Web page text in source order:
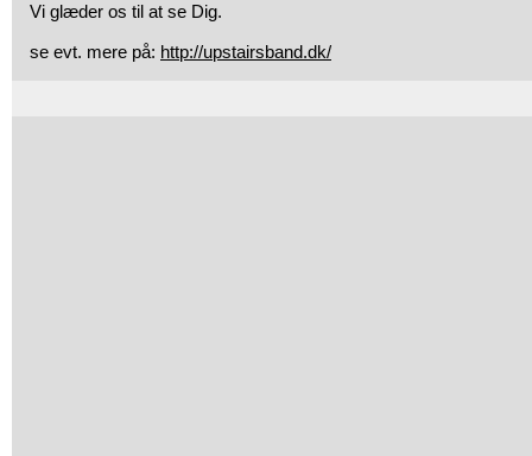
Vi glæder os til at se Dig.
se evt. mere på: http://upstairsband.dk/